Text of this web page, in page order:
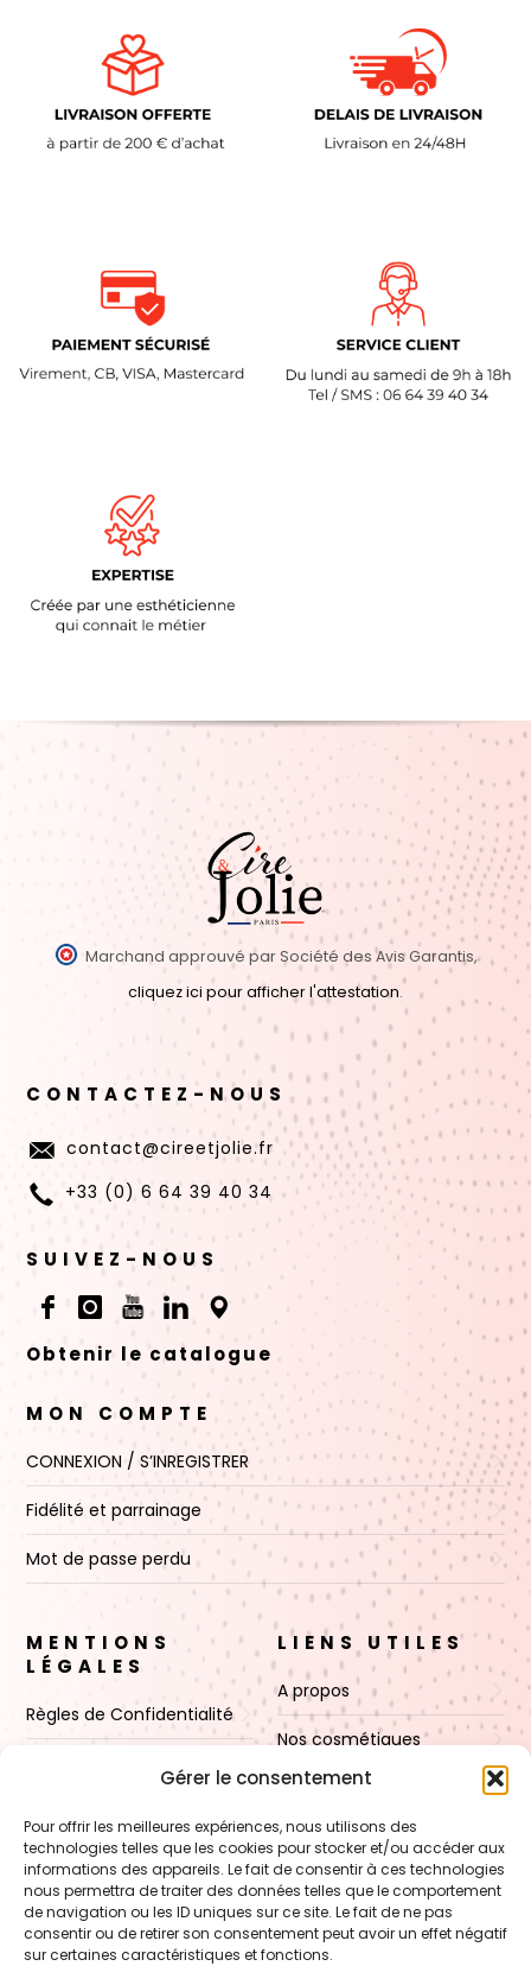
Gérer le consentement
Pour offrir les meilleures expériences, nous utilisons des
technologies telles que les cookies pour stocker et/ou accéder aux
informations des appareils. Le fait de consentir à ces technologies
nous permettra de traiter des données telles que le comportement
de navigation ou les ID uniques sur ce site. Le fait de ne pas
consentir ou de retirer son consentement peut avoir un effet négatif
sur certaines caractéristiques et fonctions.
Marchand approuvé par Société des Avis Garantis,
cliquez ici pour afficher l'attestation.
CONTACTEZ-NOUS
contact@cireetjolie.fr
+33 (0) 6 64 39 40 34
SUIVEZ-NOUS
Obtenir le catalogue
MON COMPTE
CONNEXION / S’INREGISTRER
Fidélité et parrainage
Mot de passe perdu
MENTIONS
LÉGALES
Règles de Confidentialité
Politique de cookies (UE)
LIENS UTILES
A propos
Nos cosmétiques
Nos cires
Boutique
Contact